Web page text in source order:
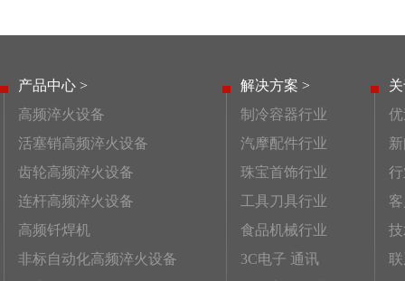
产品中心 >
高频淬火设备
活塞销高频淬火设备
齿轮高频淬火设备
连杆高频淬火设备
高频钎焊机
非标自动化高频淬火设备
解决方案 >
制冷容器行业
汽摩配件行业
珠宝首饰行业
工具刀具行业
食品机械行业
3C电子 通讯